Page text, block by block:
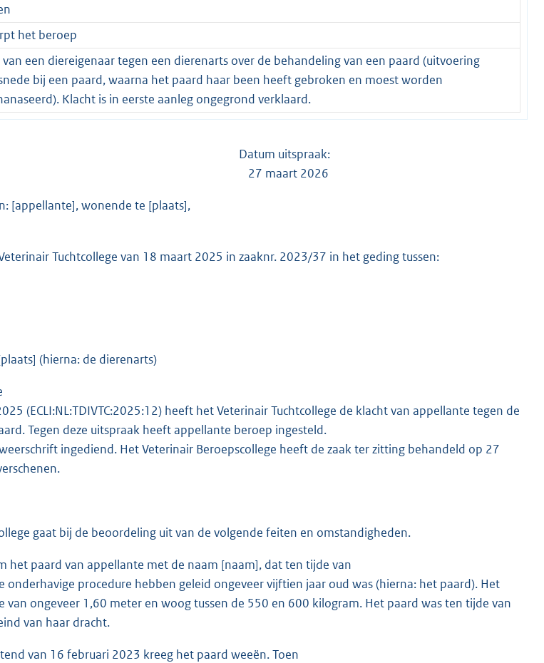
het beroep
van een diereigenaar tegen een dierenarts over de behandeling van een paard (uitvoering
bij een paard, waarna het paard haar been heeft gebroken en moest worden
Klacht is in eerste aanleg ongegrond verklaard.
Datum uitspraak:
06 27 maart 2026
[appellante], wonende te [plaats],
Tuchtcollege van 18 maart 2025 in zaaknr. 2023/37 in het geding tussen:
(hierna: de dierenarts)
(ECLI:NL:TDIVTC:2025:12) heeft het Veterinair Tuchtcollege de klacht van appellante tegen de
Tegen deze uitspraak heeft appellante beroep ingesteld.
ingediend. Het Veterinair Beroepscollege heeft de zaak ter zitting behandeld op 27
gaat bij de beoordeling uit van de volgende feiten en omstandigheden.
het paard van appellante met de naam [naam], dat ten tijde van
onderhavige procedure hebben geleid ongeveer vijftien jaar oud was (hierna: het paard). Het
van ongeveer 1,60 meter en woog tussen de 550 en 600 kilogram. Het paard was ten tijde van
van haar dracht.
van 16 februari 2023 kreeg het paard weeën. Toen